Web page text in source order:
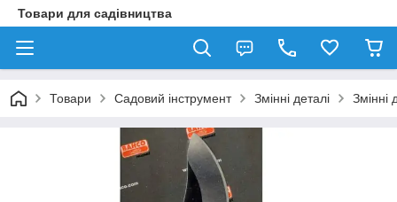
Товари для садівництва
Товари Садовий інструмент Змінні деталі Змінні